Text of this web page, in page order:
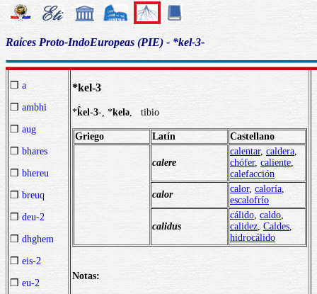
Raíces Proto-IndoEuropeas (PIE) - *kel-3-
❒ a
❒ ambhi
❒ aug
❒ bhares
❒ bhereu
❒ breuq
❒ deu-2
❒ dhghem
❒ eis-2
❒ eu-2
*kel-3
*k̂el-3-, *kelә , tibio
Griego Latín Castellano
calere
calentar, caldera
chófer, caliente
calefacción
calor
calor, caloría
escalofrío
calidus
cálido caldo
calidez Caldes
hidrocálido
Notas: